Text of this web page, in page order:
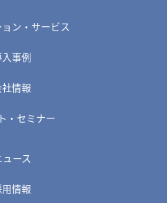
ン・サービス
事例
情報
・セミナー
ュース
情報